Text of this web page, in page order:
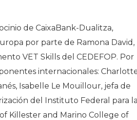
de CaixaBank-Dualitza,
por parte de Ramona David,
VET Skills del CEDEFOP. Por
internacionales:
Isabelle Le Mouillour, jefa de
del Instituto Federal para la
Killester and Marino College of